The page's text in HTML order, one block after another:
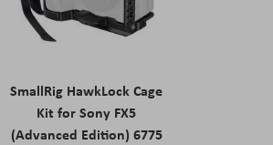
SmallRig HawkLock Cage
Kit for Sony FX5
(Advanced Edition) 6775